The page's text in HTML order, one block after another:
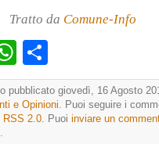
Tratto da Comune-Info
WhatsApp
pubblicato giovedì, 16 Agosto
e Opinioni . Puoi seguire i
RSS 2.0 . Puoi inviare un